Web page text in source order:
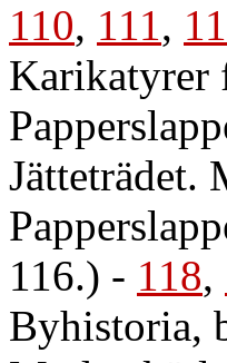
110, 111,
Karikatyrer
Jätteträdet.
116.) - 118,
Byhistoria,